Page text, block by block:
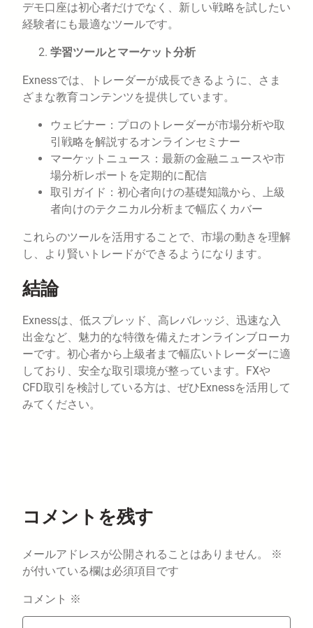
デモ口座は初心者だけでなく、新しい戦略を試したい
経験者にも最適なツールです。
学習ツールとマーケット分析
Exnessでは、トレーダーが成長できるように、さま
ざまな教育コンテンツを提供しています。
ウェビナー：プロのトレーダーが市場分析や取
引戦略を解説するオンラインセミナー
マーケットニュース：最新の金融ニュースや市
場分析レポートを定期的に配信
取引ガイド：初心者向けの基礎知識から、上級
者向けのテクニカル分析まで幅広くカバー
これらのツールを活用することで、市場の動きを理解
し、より賢いトレードができるようになります。
結論
Exnessは、低スプレッド、高レバレッジ、迅速な入
出金など、魅力的な特徴を備えたオンラインブローカ
ーです。初心者から上級者まで幅広いトレーダーに適
しており、安全な取引環境が整っています。FXや
CFD取引を検討している方は、ぜひExnessを活用して
みてください。
コメントを残す
メールアドレスが公開されることはありません。
※
が付いている欄は必須項目です
コメント ※